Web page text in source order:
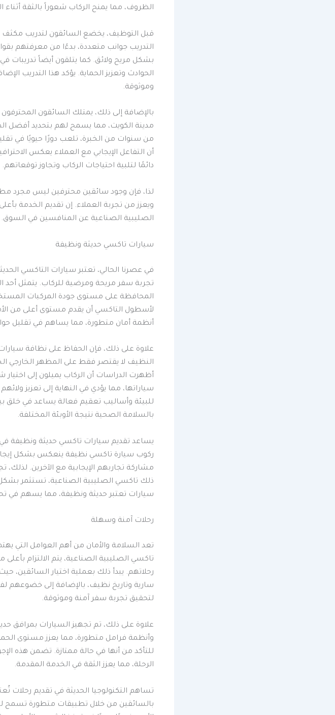
الظروف، مما يمنح الركاب شعوراً بالثقة أثناء
قبل التوظيف، يخضع السائقون لتدريب
التدريب جوانب متعددة، بدءًا من معرفتهم
بشكل مريح ولائق. كما يتلقون أيضاً تدريبات
الحوادث وتعزيز الحماية. يؤكد هذا التدريب
وموثوقة.
بالإضافة إلى ذلك، يمتلك السائقون
مدينة الكويت، مما يسمح لهم بتحديد أفضل
من سنوات من الخبرة، تلعب دورًا حيويًا في
أن التفاعل الإيجابي مع العملاء يعكس
دائمًا لتلبية احتياجات الركاب وتجاوز توقعاتهم.
لذا، فإن وجود سائقين محترفين ليس مجرد
ويعزز من تجربة العملاء. إن تقديم الخدمة
الصليبية الصناعية عن المنافسين في السوق.
سيارات تاكسي حديثة ونظيفة
في عصرنا الحالي، تعتبر سيارات التاكسي
تجربة سفر مريحة ومرضية للركاب. يتمثل أحد
المحافظة على مستوى جودة المركبات
لأسطول التاكسي أن يقدم مستوى أعلى من
أنظمة أمان متطورة، مما يساهم في تقليل
علاوة على ذلك، فإن الحفاظ على نظافة
النظيف لا يقتصر فقط على المظهر الخارجي
أظهرت الدراسات أن الركاب يميلون إلى
سياراتها، مما يؤدي في النهاية إلى تعزيز
للبيئة وأساليب تعقيم فعالة يساعد في خلق
بالسلامة الصحية نتيجة الأوبئة المختلفة.
يساعد تقديم سيارات تاكسي حديثة ونظيفة
ركوب سيارة تاكسي نظيفة ينعكس بشكل
مشاركة تجاربهم الإيجابية مع الآخرين.
ذلك تاكسي الصليبية الصناعية، تستثمر
سيارات تعتبر حديثة ونظيفة، مما يسهم في
رحلات آمنة وسهلة
تعد السلامة والأمان من أهم العوامل التي
تاكسي الصليبية الصناعية، يتم الالتزام بأعلى
رحلاتهم. يبدأ ذلك بعملية اختيار السائقين،
سارية وتاريخ نظيف، بالإضافة إلى خضوعهم
لتحقيق تجربة سفر آمنة وموثوقة.
علاوة على ذلك، تم تجهيز السيارات بمرافق
وأنظمة فرامل متطورة، مما يعزز مستوى
للتأكد من أنها في حالة ممتازة. تضمن هذه
الرحلة، مما يعزز الثقة في الخدمة المقدمة.
تساهم التكنولوجيا الحديثة في تقديم رحلات
بالسائقين من خلال تطبيقات متطورة تسمح